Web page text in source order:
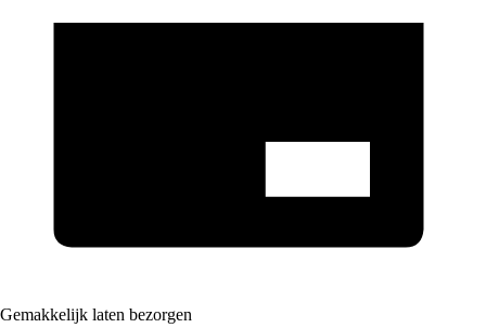
Gemakkelijk laten bezorgen